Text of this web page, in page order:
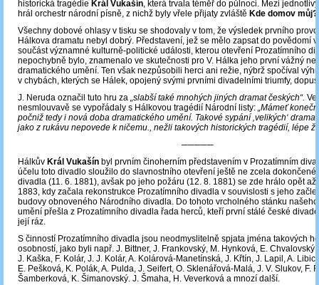
historická tragédie Král Vukašín, která trvala téměř do půlnoci. Mezi
hrál orchestr národní písně, z nichž byly vřele přijaty zvláště Kde domov můj?
Všechny dobové ohlasy v tisku se shodovaly v tom, že výsledek prvního
Hálkova dramatu nebyl dobrý. Představení, jež se mělo zapsat do povědomí
součást významné kulturně-politické události, kterou otevření Prozatímního
nepochybně bylo, znamenalo ve skutečnosti pro V. Hálka jeho první vážný
dramatického umění. Ten však nezpůsobili herci ani režie, nýbrž spočíval
v chybách, kterých se Hálek, opojený svými prvními divadelními triumfy,
J. Neruda označil tuto hru za „slabší také mnohých jiných dramat českých“.
nesmlouvavě se vypořádaly s Hálkovou tragédií Národní listy: „Mámeť
počniž tedy i nová doba dramatického umění. Takové sypání ‚velikých‘
jako z rukávu nepovede k ničemu., nežli takových historických tragédií, lépe
─────
Hálkův Král Vukašín byl prvním činoherním představením v Prozatímním
účelu toto divadlo sloužilo do slavnostního otevření ještě ne zcela
divadla (11. 6. 1881), avšak po jeho požáru (12. 8. 1881) se zde hrálo opět
1883, kdy začala rekonstrukce Prozatímního divadla v souvislosti s jeho
budovy obnoveného Národního divadla. Do tohoto vrcholného stánku
umění přešla z Prozatímního divadla řada herců, kteří první stálé české
její ráz.
S činností Prozatímního divadla jsou neodmyslitelně spjata jména takových
osobností, jako byli např. J. Bittner, J. Frankovský, M. Hynková, E.
J. Kaška, F. Kolár, J. J. Kolár, A. Kolárová-Manetínská, J. Křtín, J. Lapil, A.
E. Pešková, K. Polák, A. Pulda, J. Seifert, O. Sklenářová-Malá, J. V. Slukov, F.
Šamberková, K. Šimanovský. J. Šmaha, H. Veverková a mnozí další.